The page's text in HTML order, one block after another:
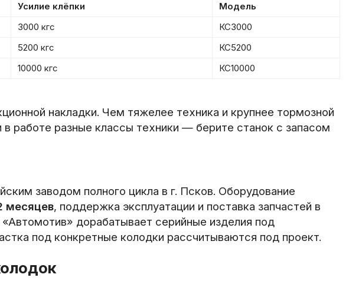
Усилие клёпки
Модель
3000 кгс
КС3000
5200 кгс
КС5200
10000 кгс КС10000
накладки. Чем тяжелее техника и крупнее тормозной
работе разные классы техники — берите станок с запасом
заводом полного цикла в г. Псков. Оборудование
месяцев, поддержка эксплуатации и поставка запчастей в
дорабатывает серийные изделия под
под конкретные колодки рассчитываются под проект.